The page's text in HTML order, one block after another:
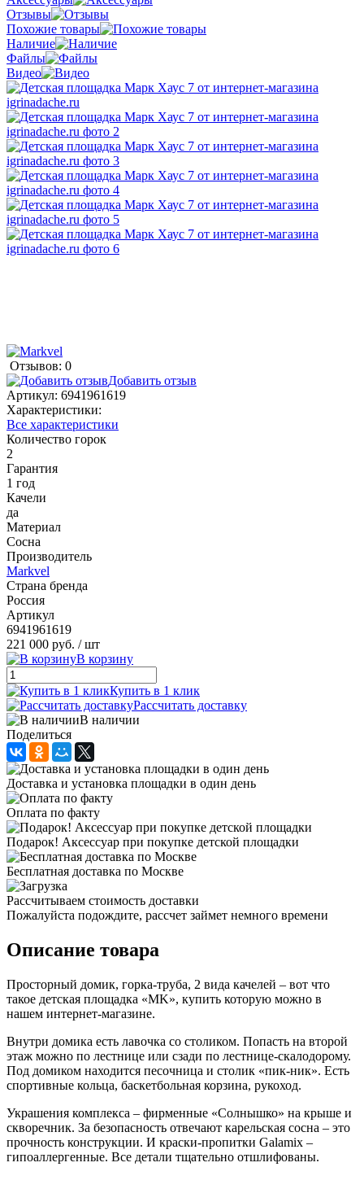
Отзывы
Похожие товары
Наличие
Файлы
Видео
Отзывов: 0
Добавить отзыв
Артикул: 6941961619
Характеристики:
Все характеристики
Количество горок
2
Гарантия
1 год
Качели
да
Материал
Сосна
Производитель
Markvel
Страна бренда
Россия
Артикул
6941961619
221 000 руб. / шт
В корзину
Купить в 1 клик
Рассчитать доставку
В наличии
Поделиться
Доставка и установка площадки в один день
Оплата по факту
Подарок! Аксессуар при покупке детской площадки
Бесплатная доставка по Москве
Рассчитываем стоимость доставки
Пожалуйста подождите, рассчет займет немного времени
Описание товара
Просторный домик, горка-труба, 2 вида качелей – вот что
такое детская площадка «MK», купить которую можно в
нашем интернет-магазине.
Внутри домика есть лавочка со столиком. Попасть на второй
этаж можно по лестнице или сзади по лестнице-скалодорому.
Под домиком находится песочница и столик «пик-ник». Есть
спортивные кольца, баскетбольная корзина, рукоход.
Украшения комплекса – фирменные «Солнышко» на крыше и
скворечник. За безопасность отвечают карельская сосна – это
прочность конструкции. И краски-пропитки Galamix –
гипоаллергенные. Все детали тщательно отшлифованы.